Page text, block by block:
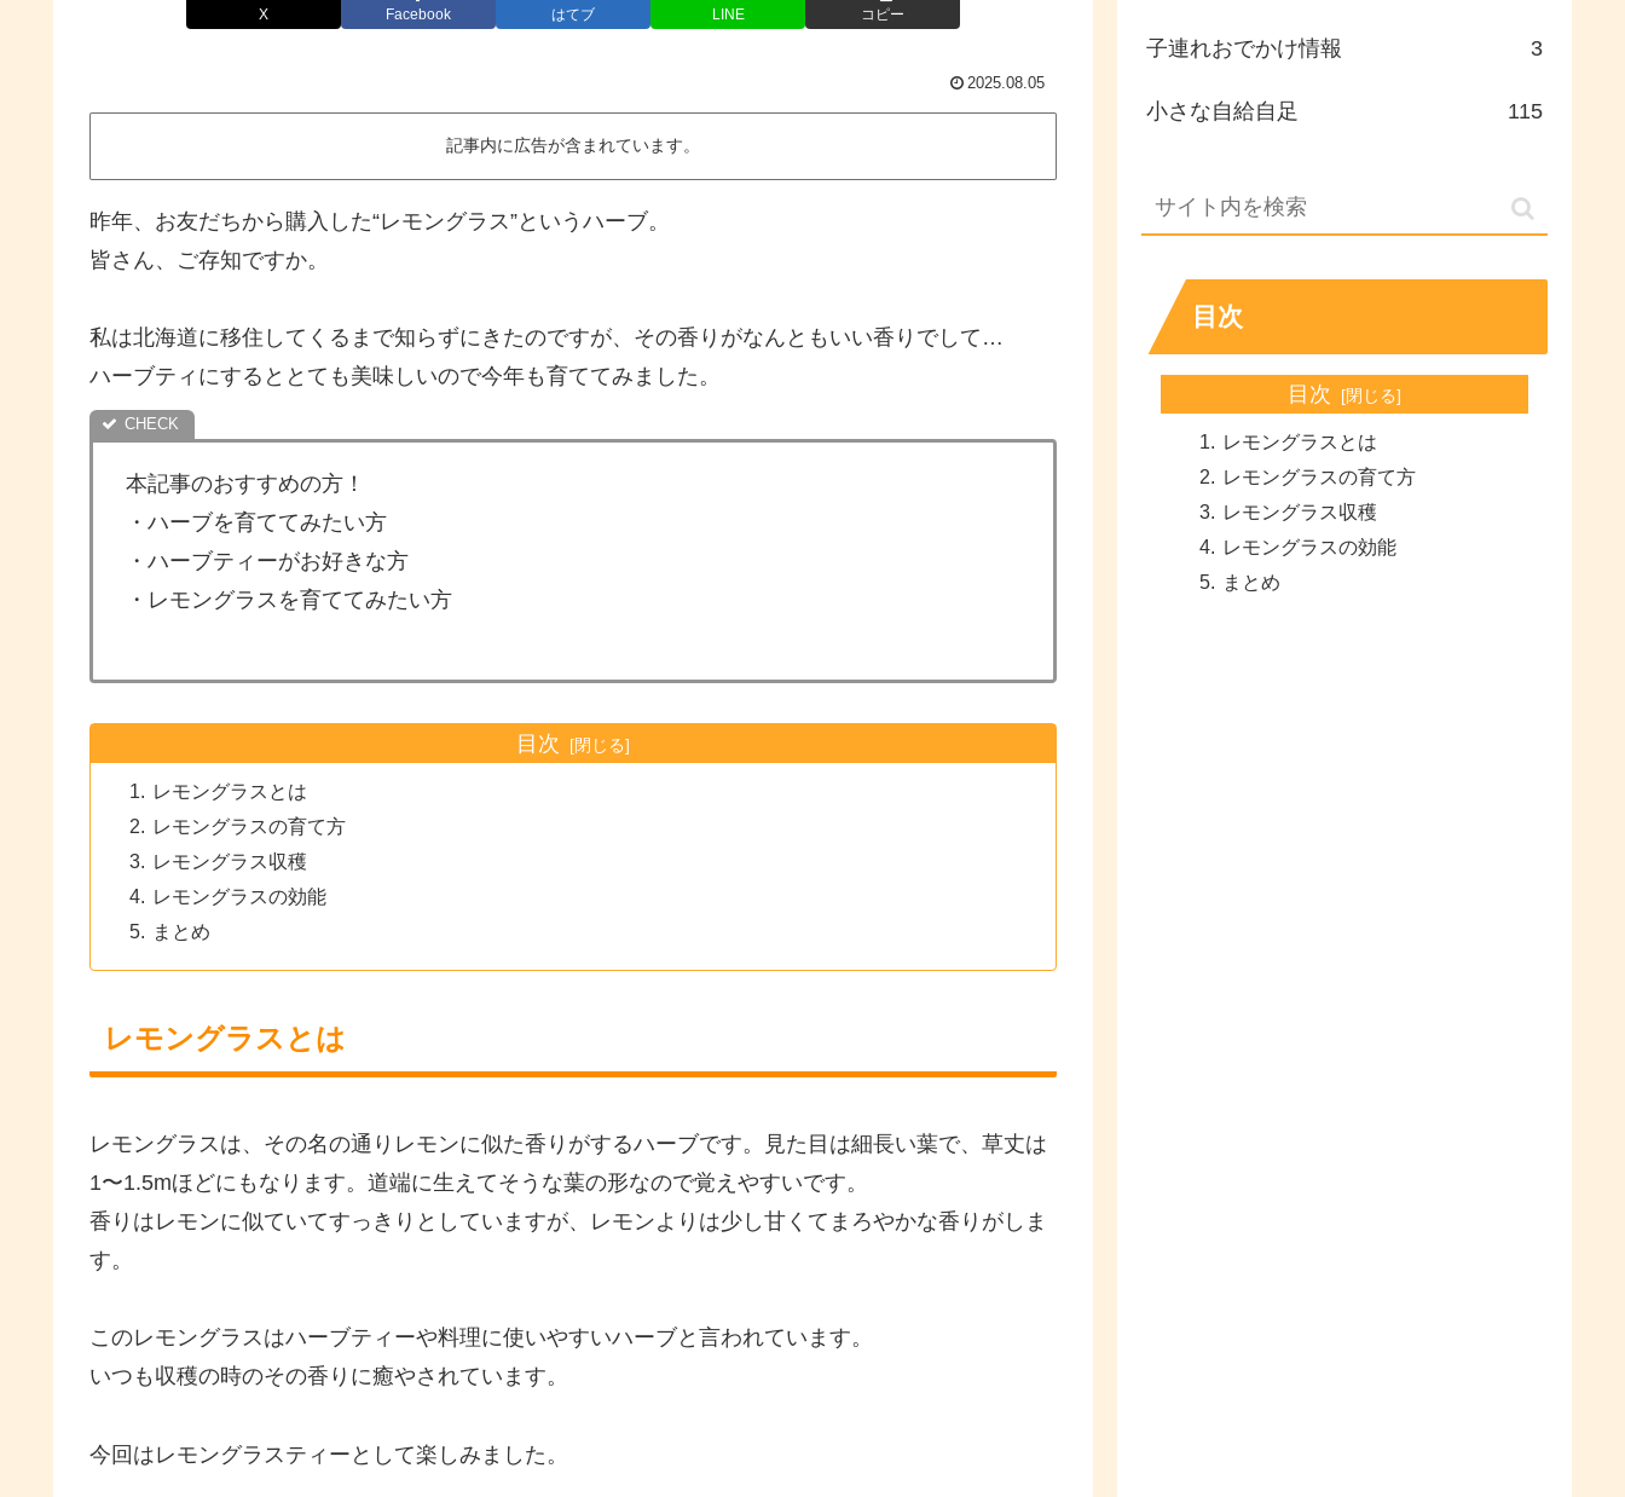
X Facebook はてブ LINE コピー
2025.08.05
記事内に広告が含まれています。
昨年、お友だちから購入した“レモングラス”というハーブ。
皆さん、ご存知ですか。
私は北海道に移住してくるまで知らずにきたのですが、その香りがなんともいい香りでして…
ハーブティにするととても美味しいので今年も育ててみました。
本記事のおすすめの方！
・ハーブを育ててみたい方
・ハーブティーがお好きな方
・レモングラスを育ててみたい方
目次
レモングラスとは
レモングラスの育て方
レモングラス収穫
レモングラスの効能
まとめ
レモングラスとは
レモングラスは、その名の通りレモンに似た香りがするハーブです。見た目は細長い葉で、草丈は
1〜1.5mほどにもなります。道端に生えてそうな葉の形なので覚えやすいです。
香りはレモンに似ていてすっきりとしていますが、レモンよりは少し甘くてまろやかな香りがしま
す。
このレモングラスはハーブティーや料理に使いやすいハーブと言われています。
いつも収穫の時のその香りに癒やされています。
今回はレモングラスティーとして楽しみました。
子連れおでかけ情報 3
小さな自給自足 115
目次
目次
レモングラスとは
レモングラスの育て方
レモングラス収穫
レモングラスの効能
まとめ